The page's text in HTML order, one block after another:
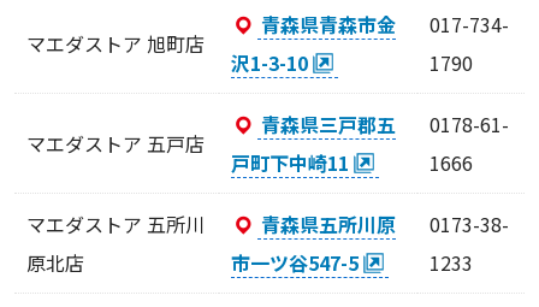
マエダストア 旭町店
青森県青森市金
沢1-3-10
017-734-
1790
マエダストア 五戸店
青森県三戸郡五
戸町下中崎11
0178-61-
1666
マエダストア 五所川
原北店
青森県五所川原
市一ツ谷547-5
0173-38-
1233